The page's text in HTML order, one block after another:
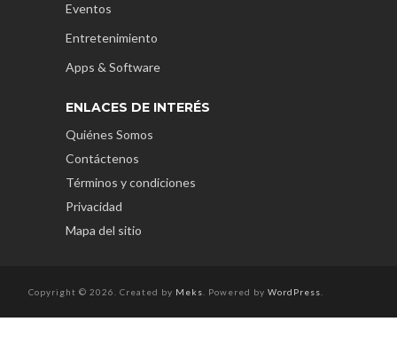
Eventos
Entretenimiento
Apps & Software
ENLACES DE INTERÉS
Quiénes Somos
Contáctenos
Términos y condiciones
Privacidad
Mapa del sitio
Copyright © 2026. Created by Meks . Powered by WordPress